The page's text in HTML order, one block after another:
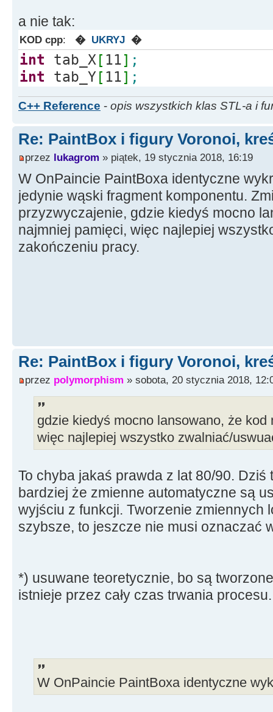
dist=distance_of_Points
}
PaintBox1 -
[j]=colors[point];
}
}
deletetab_Y;
a nie tak:
KOD cpp: � UKRYJ �
int tab_X [ 11] ;
int tab_Y[ 11] ;
C++ Reference - opis wszystkich klas STL-a i
Re: PaintBox i figury Voronoi,
przez lukagrom » piątek, 19 stycznia 2018, 16:19
W OnPaincie PaintBoxa identyczne
jedynie wąski fragment komponentu.
przyzwyczajenie, gdzie kiedyś mocno
najmniej pamięci, więc najlepiej
zakończeniu pracy.
Re: PaintBox i figury Voronoi,
przez polymorphism » sobota, 20 stycznia 2018,
gdzie kiedyś mocno lansowano, że
więc najlepiej wszystko zwalniać/
To chyba jakaś prawda z lat 80/90. Dziś
bardziej że zmienne automatyczne są
wyjściu z funkcji. Tworzenie zmiennych
szybsze, to jeszcze nie musi oznaczać
*) usuwane teoretycznie, bo są
istnieje przez cały czas trwania procesu.
W OnPaincie PaintBoxa identyczne